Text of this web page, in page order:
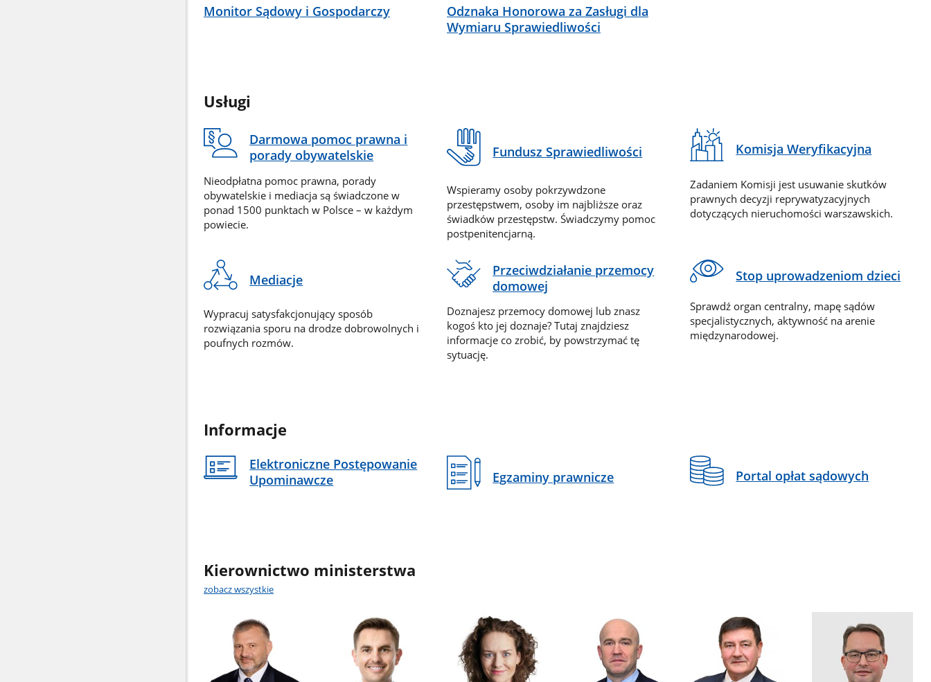
Monitor Sądowy i Gospodarczy
Odznaka Honorowa za Zasługi dla
Wymiaru Sprawiedliwości
Usługi
Darmowa pomoc prawna i
porady obywatelskie
Nieodpłatna pomoc prawna, porady
obywatelskie i mediacja są świadczone w
ponad 1500 punktach w Polsce – w każdym
powiecie.
Fundusz Sprawiedliwości
Wspieramy osoby pokrzywdzone
przestępstwem, osoby im najbliższe oraz
świadków przestępstw. Świadczymy pomoc
postpenitencjarną.
Komisja Weryfikacyjna
Zadaniem Komisji jest usuwanie skutków
prawnych decyzji reprywatyzacyjnych
dotyczących nieruchomości warszawskich.
Mediacje
Wypracuj satysfakcjonujący sposób
rozwiązania sporu na drodze dobrowolnych i
poufnych rozmów.
Przeciwdziałanie przemocy
domowej
Doznajesz przemocy domowej lub znasz
kogoś kto jej doznaje? Tutaj znajdziesz
informacje co zrobić, by powstrzymać tę
sytuację.
Stop uprowadzeniom dzieci
Sprawdź organ centralny, mapę sądów
specjalistycznych, aktywność na arenie
międzynarodowej.
Informacje
Elektroniczne Postępowanie
Upominawcze
Egzaminy prawnicze Portal opłat sądowych
Kierownictwo ministerstwa
zobacz wszystkie